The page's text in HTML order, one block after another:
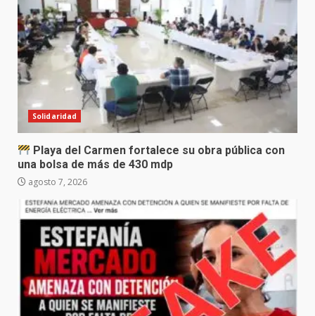
Solidaridad
Playa del Carmen fortalece su obra pública con
una bolsa de más de 430 mdp
agosto 7, 2026